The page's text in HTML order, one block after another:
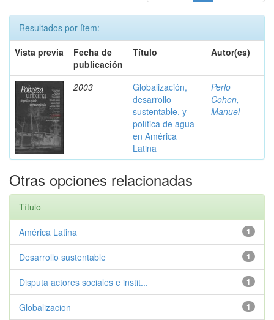
Resultados por ítem:
Vista previa
Fecha de
publicación
Título Autor(es)
2003
Globalización,
desarrollo
sustentable, y
política de agua
en América
Latina
Perlo
Cohen,
Manuel
Otras opciones relacionadas
Título
1
América Latina
1
Desarrollo sustentable
1
Disputa actores sociales e instit...
1
Globalizacion